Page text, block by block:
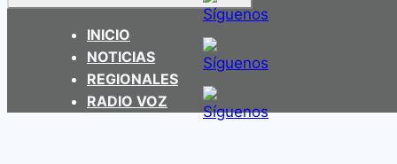
INICIO
NOTICIAS
REGIONALES
RADIO VOZ